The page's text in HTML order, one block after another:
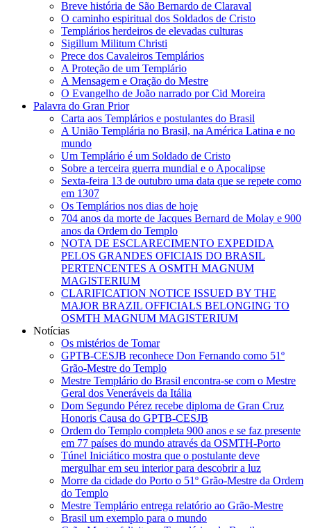
Breve história de São Bernardo de Claraval
O caminho espiritual dos Soldados de Cristo
Templários herdeiros de elevadas culturas
Sigillum Militum Christi
Prece dos Cavaleiros Templários
A Proteção de um Templário
A Mensagem e Oração do Mestre
O Evangelho de João narrado por Cid Moreira
Palavra do Gran Prior
Carta aos Templários e postulantes do Brasil
A União Templária no Brasil, na América Latina e no
mundo
Um Templário é um Soldado de Cristo
Sobre a terceira guerra mundial e o Apocalipse
Sexta-feira 13 de outubro uma data que se repete como
em 1307
Os Templários nos dias de hoje
704 anos da morte de Jacques Bernard de Molay e 900
anos da Ordem do Templo
NOTA DE ESCLARECIMENTO EXPEDIDA
PELOS GRANDES OFICIAIS DO BRASIL
PERTENCENTES A OSMTH MAGNUM
MAGISTERIUM
CLARIFICATION NOTICE ISSUED BY THE
MAJOR BRAZIL OFFICIALS BELONGING TO
OSMTH MAGNUM MAGISTERIUM
Notícias
Os mistérios de Tomar
GPTB-CESJB reconhece Don Fernando como 51º
Grão-Mestre do Templo
Mestre Templário do Brasil encontra-se com o Mestre
Geral dos Veneráveis da Itália
Dom Segundo Pérez recebe diploma de Gran Cruz
Honoris Causa do GPTB-CESJB
Ordem do Templo completa 900 anos e se faz presente
em 77 países do mundo através da OSMTH-Porto
Túnel Iniciático mostra que o postulante deve
mergulhar em seu interior para descobrir a luz
Morre da cidade do Porto o 51º Grão-Mestre da Ordem
do Templo
Mestre Templário entrega relatório ao Grão-Mestre
Brasil um exemplo para o mundo